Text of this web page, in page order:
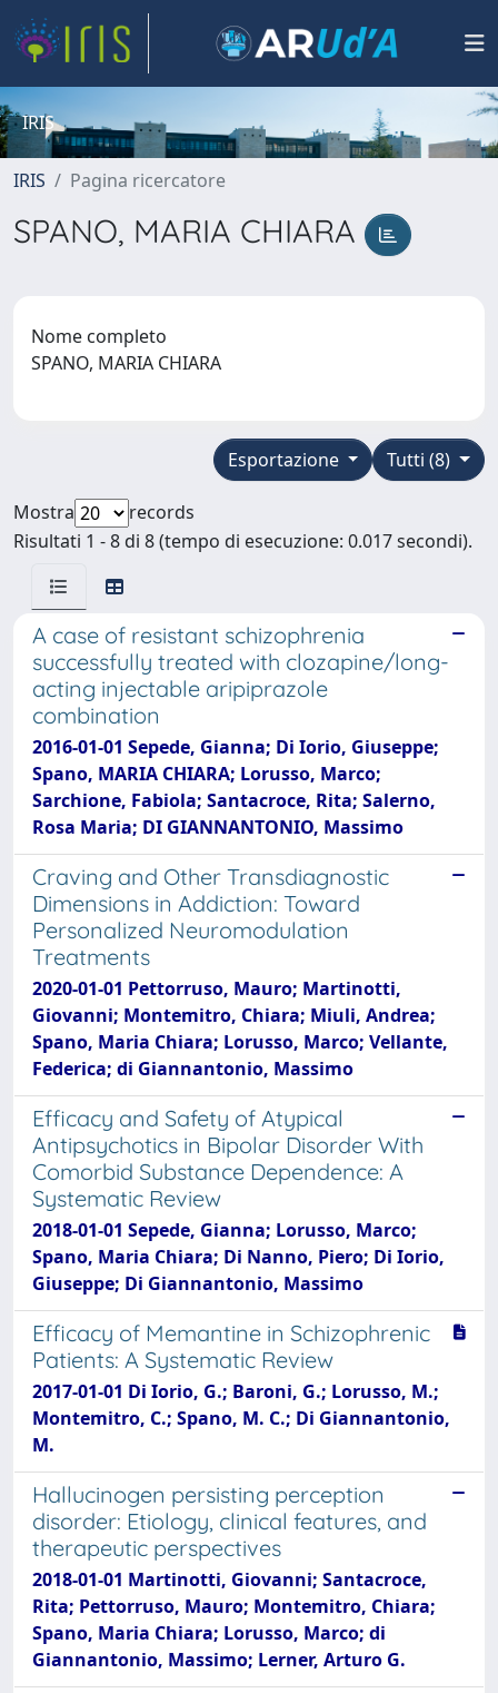
IRIS
IRIS Pagina ricercatore
SPANO, MARIA CHIARA
Nome completo
SPANO, MARIA CHIARA
Tutti (8)
Esportazione
Mostra
records
Risultati 1 - 8 di 8 (tempo di esecuzione: 0.017 secondi).
A case of resistant schizophrenia
successfully treated with clozapine/long-
acting injectable aripiprazole
combination
2016-01-01 Sepede, Gianna; Di Iorio, Giuseppe;
Spano, MARIA CHIARA; Lorusso, Marco;
Sarchione, Fabiola; Santacroce, Rita; Salerno,
Rosa Maria; DI GIANNANTONIO, Massimo
Craving and Other Transdiagnostic
Dimensions in Addiction: Toward
Personalized Neuromodulation
Treatments
2020-01-01 Pettorruso, Mauro; Martinotti,
Giovanni; Montemitro, Chiara; Miuli, Andrea;
Spano, Maria Chiara; Lorusso, Marco; Vellante,
Federica; di Giannantonio, Massimo
Efficacy and Safety of Atypical
Antipsychotics in Bipolar Disorder With
Comorbid Substance Dependence: A
Systematic Review
2018-01-01 Sepede, Gianna; Lorusso, Marco;
Spano, Maria Chiara; Di Nanno, Piero; Di Iorio,
Giuseppe; Di Giannantonio, Massimo
Efficacy of Memantine in Schizophrenic
Patients: A Systematic Review
2017-01-01 Di Iorio, G.; Baroni, G.; Lorusso, M.;
Montemitro, C.; Spano, M. C.; Di Giannantonio,
M.
Hallucinogen persisting perception
disorder: Etiology, clinical features, and
therapeutic perspectives
2018-01-01 Martinotti, Giovanni; Santacroce,
Rita; Pettorruso, Mauro; Montemitro, Chiara;
Spano, Maria Chiara; Lorusso, Marco; di
Giannantonio, Massimo; Lerner, Arturo G.